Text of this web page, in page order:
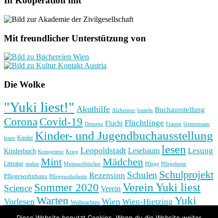
Mit freundlicher Unterstützung von
Die Wolke
"Yuki liest!" Akuthilfe Alzheimer basteln Buchausstellung
Corona Covid-19 Demenz Flucht Flüchtlinge Frauen Gemeinsam
lesen Kinder Kinder- und Jugendbuchausstellung
Kinderbuch Kompetenz Krieg Leopoldstadt Lesebaum lesen Lesung
Literatur malen Mint Mutmachbücher Mädchen Pflege Pflegeheim
Pflegewohnhaus Pflegewohnheim Rezension Schulen Schulprojekt
Science Sommer 2020 Verein Verein Yuki liest
Vorlesen Warten Weihnachten Wien Wien-Hietzing Yuki